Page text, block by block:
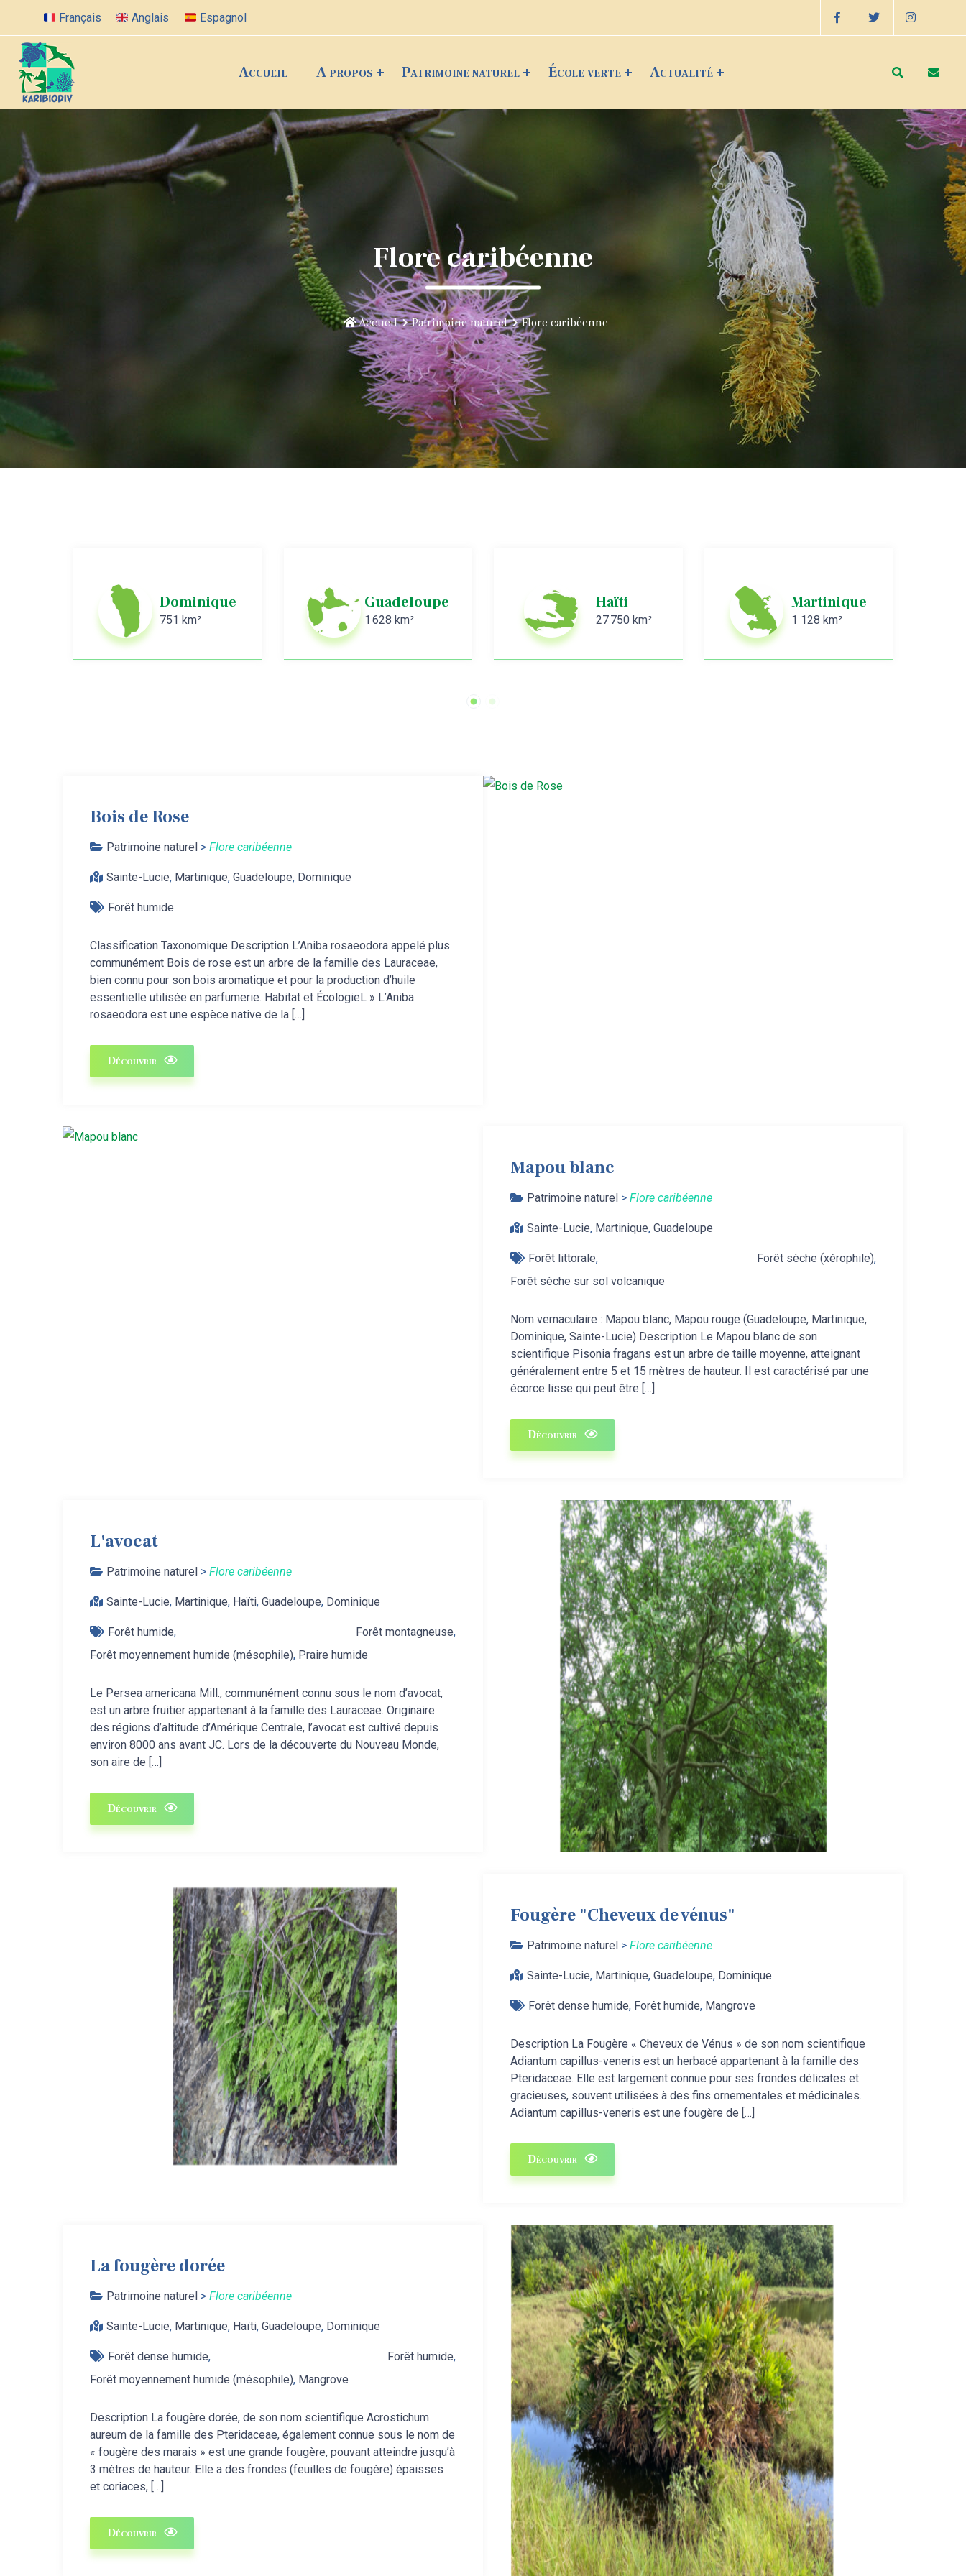
Français Anglais Espagnol
Accueil A propos Patrimoine naturel École verte Actualité
Flore caribéenne
Accueil Patrimoine naturel Flore caribéenne
Dominique
751 km²
Guadeloupe
1 628 km²
Haïti
27 750 km²
Martinique
1 128 km²
Bois de Rose
Patrimoine naturel > Flore caribéenne
Sainte-Lucie, Martinique, Guadeloupe, Dominique
Forêt humide
Classification Taxonomique Description L’Aniba rosaeodora appelé plus
communément Bois de rose est un arbre de la famille des Lauraceae,
bien connu pour son bois aromatique et pour la production d’huile
essentielle utilisée en parfumerie. Habitat et ÉcologieL » L’Aniba
rosaeodora est une espèce native de la […]
Découvrir
Mapou blanc
Patrimoine naturel > Flore caribéenne
Sainte-Lucie, Martinique, Guadeloupe
Forêt littorale, Forêt sèche (xérophile),
Forêt sèche sur sol volcanique
Nom vernaculaire : Mapou blanc, Mapou rouge (Guadeloupe, Martinique,
Dominique, Sainte-Lucie) Description Le Mapou blanc de son
scientifique Pisonia fragans est un arbre de taille moyenne, atteignant
généralement entre 5 et 15 mètres de hauteur. Il est caractérisé par une
écorce lisse qui peut être […]
Découvrir
L'avocat
Patrimoine naturel > Flore caribéenne
Sainte-Lucie, Martinique, Haïti, Guadeloupe, Dominique
Forêt humide, Forêt montagneuse,
Forêt moyennement humide (mésophile), Praire humide
Le Persea americana Mill., communément connu sous le nom d’avocat,
est un arbre fruitier appartenant à la famille des Lauraceae. Originaire
des régions d’altitude d’Amérique Centrale, l’avocat est cultivé depuis
environ 8000 ans avant JC. Lors de la découverte du Nouveau Monde,
son aire de […]
Découvrir
Fougère "Cheveux de vénus"
Patrimoine naturel > Flore caribéenne
Sainte-Lucie, Martinique, Guadeloupe, Dominique
Forêt dense humide, Forêt humide, Mangrove
Description La Fougère « Cheveux de Vénus » de son nom scientifique
Adiantum capillus-veneris est un herbacé appartenant à la famille des
Pteridaceae. Elle est largement connue pour ses frondes délicates et
gracieuses, souvent utilisées à des fins ornementales et médicinales.
Adiantum capillus-veneris est une fougère de […]
Découvrir
La fougère dorée
Patrimoine naturel > Flore caribéenne
Sainte-Lucie, Martinique, Haïti, Guadeloupe, Dominique
Forêt dense humide, Forêt humide,
Forêt moyennement humide (mésophile), Mangrove
Description La fougère dorée, de son nom scientifique Acrostichum
aureum de la famille des Pteridaceae, également connue sous le nom de
« fougère des marais » est une grande fougère, pouvant atteindre jusqu’à
3 mètres de hauteur. Elle a des frondes (feuilles de fougère) épaisses
et coriaces, […]
Découvrir